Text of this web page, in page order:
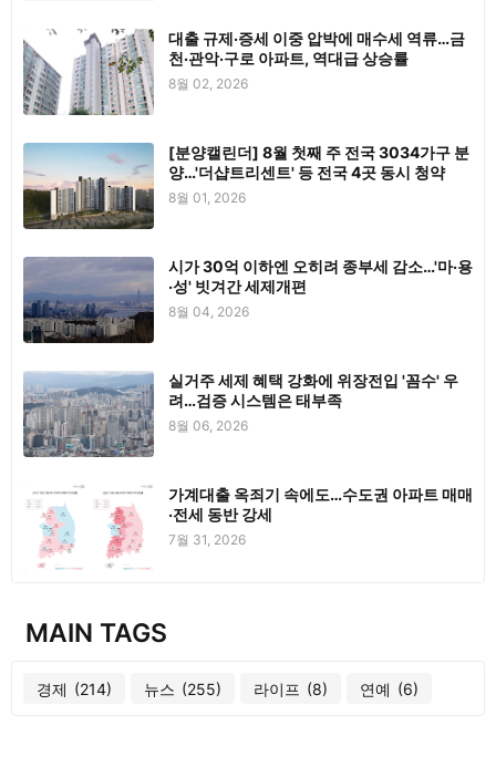
대출 규제·증세 이중 압박에 매수세 역류…금
천·관악·구로 아파트, 역대급 상승률
8월 02, 2026
[분양캘린더] 8월 첫째 주 전국 3034가구 분
양…'더샵트리센트' 등 전국 4곳 동시 청약
8월 01, 2026
시가 30억 이하엔 오히려 종부세 감소…'마·용
·성' 빗겨간 세제개편
8월 04, 2026
실거주 세제 혜택 강화에 위장전입 '꼼수' 우
려…검증 시스템은 태부족
8월 06, 2026
가계대출 옥죄기 속에도…수도권 아파트 매매
·전세 동반 강세
7월 31, 2026
MAIN TAGS
경제 (214) 뉴스 (255) 라이프 (8) 연예 (6)